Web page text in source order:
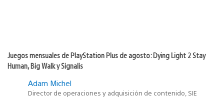
Juegos mensuales de PlayStation Plus de agosto: Dying Light 2 Stay
Human, Big Walk y Signalis
Adam Michel
Director de operaciones y adquisición de contenido, SIE